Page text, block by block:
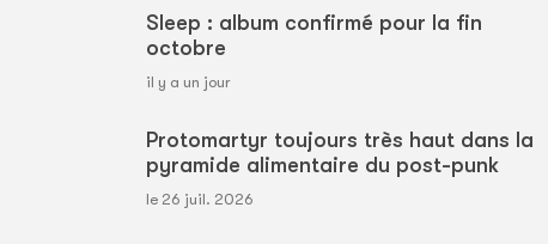
Sleep : album confirmé pour la fin
octobre
il y a un jour
Protomartyr toujours très haut dans la
pyramide alimentaire du post-punk
le 26 juil. 2026